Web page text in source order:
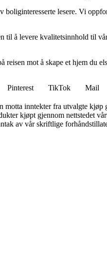
lesere. Vi
å levere kvalitetsinnhold til
mot å skape et hjem du
Pinterest TikTok Mail
inntekter fra utvalgte kjøp
kjøpt gjennom nettstedet
av vår skriftlige